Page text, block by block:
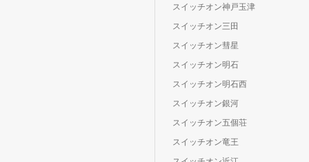
スイッチオン神戸玉津
スイッチオン三田
スイッチオン彗星
スイッチオン明石
スイッチオン明石西
スイッチオン銀河
スイッチオン五個荘
スイッチオン竜王